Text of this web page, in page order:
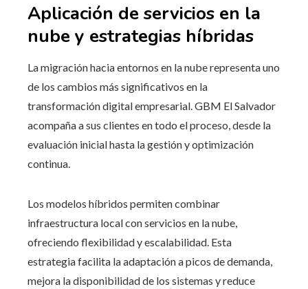
Aplicación de servicios en la
nube y estrategias híbridas
La migración hacia entornos en la nube representa uno
de los cambios más significativos en la
transformación digital empresarial. GBM El Salvador
acompaña a sus clientes en todo el proceso, desde la
evaluación inicial hasta la gestión y optimización
continua.
Los modelos híbridos permiten combinar
infraestructura local con servicios en la nube,
ofreciendo flexibilidad y escalabilidad. Esta
estrategia facilita la adaptación a picos de demanda,
mejora la disponibilidad de los sistemas y reduce